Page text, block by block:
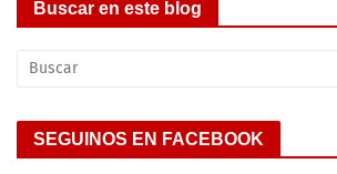
Buscar en este blog
SEGUINOS EN FACEBOOK